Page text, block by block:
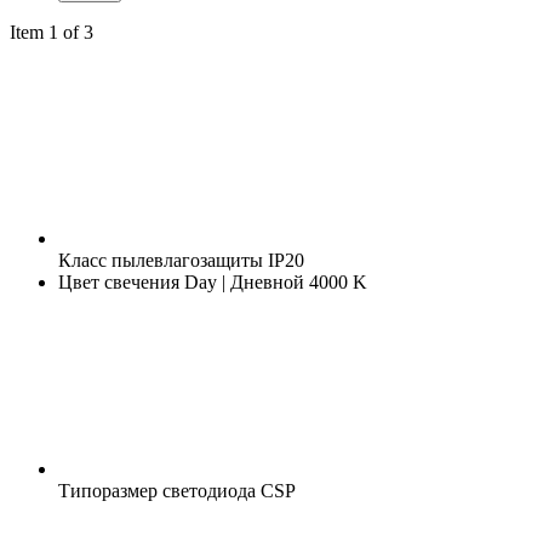
Item 1 of 3
Класс пылевлагозащиты IP20
Цвет свечения Day | Дневной 4000 K
Типоразмер светодиода CSP